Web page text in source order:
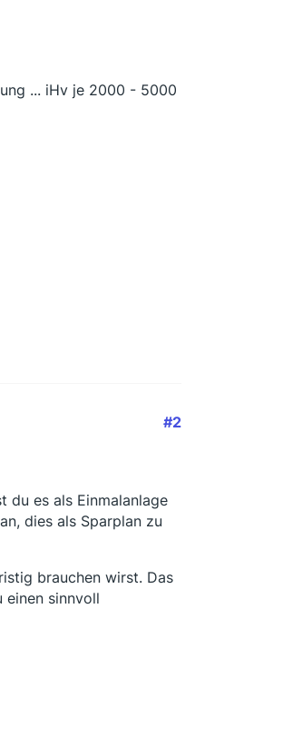
... iHv je 2000 - 5000
#2
du es als Einmalanlage
dies als Sparplan zu
brauchen wirst. Das
einen sinnvoll